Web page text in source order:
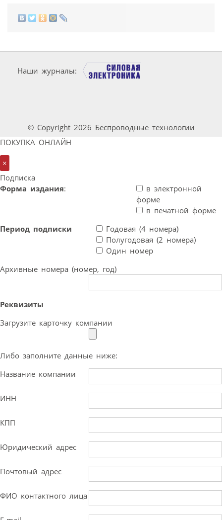
Наши журналы:
© Copyright 2026 Беспроводные технологии
ПОКУПКА ОНЛАЙН
×
Подписка
Форма издания:
в электронной
форме
в печатной форме
Период подписки
Годовая (4 номера)
Полугодовая (2 номера)
Один номер
Архивные номера (номер, год)
Реквизиты
Загрузите карточку компании
Либо заполните данные ниже:
Название компании
ИНН
КПП
Юридический адрес
Почтовый адрес
ФИО контактного лица